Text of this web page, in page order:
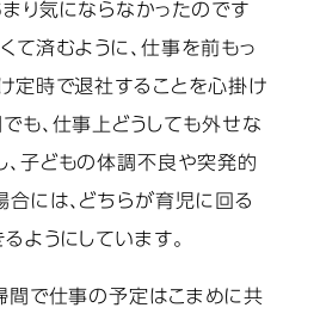
り気にならなかったのです
て済むように、仕事を前もっ
定時で退社することを心掛け
も、仕事上どうしても外せな
子どもの体調不良や突発的
には、どちらが育児に回る
ようにしています。
間で仕事の予定はこまめに共